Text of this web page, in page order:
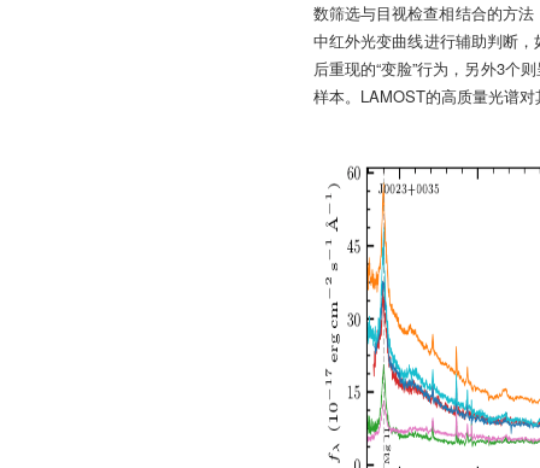
数筛选与目视检查相结合的方
中红外光变曲线进行辅助判断
后重现的“变脸”行为，另外3个
样本。LAMOST的高质量光谱